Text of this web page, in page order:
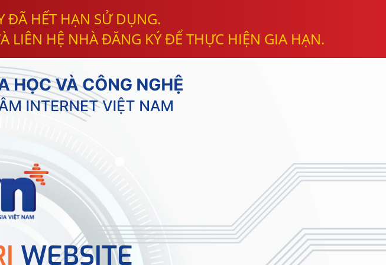
ĐÃ HẾT HẠN SỬ DỤNG.
LIÊN HỆ NHÀ ĐĂNG KÝ ĐỂ THỰC HIỆN GIA HẠN.
WEBSITE